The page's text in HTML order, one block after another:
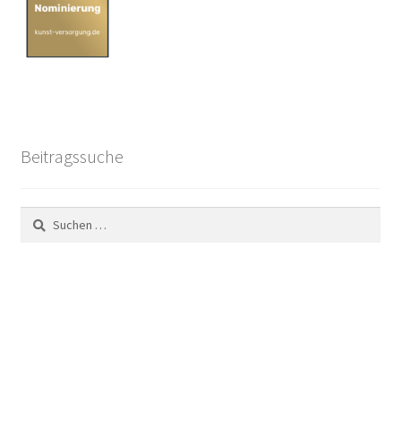
Beitragssuche
Suchen
nach: